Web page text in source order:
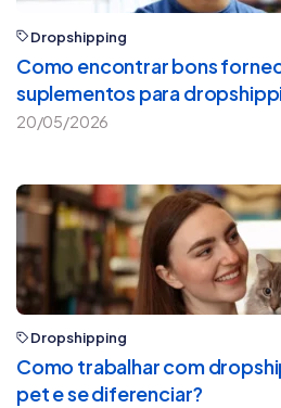
Dropshipping
Como encontrar bons
suplementos para
20/05/2026
Dropshipping
Como trabalhar com
pet e se diferenciar?